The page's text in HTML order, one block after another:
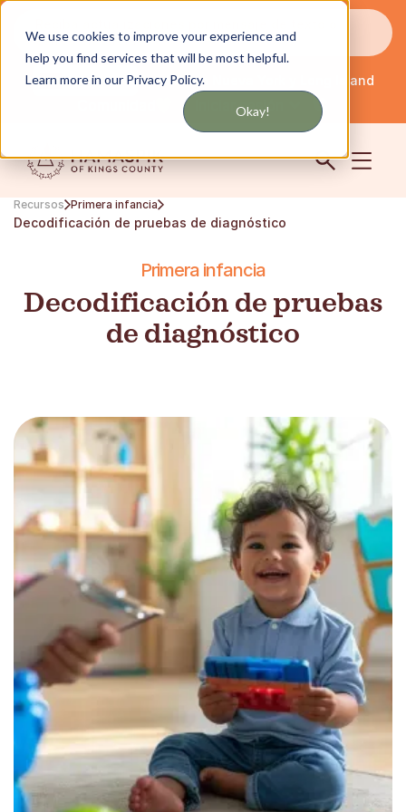
We use cookies to improve your experience and
help you find services that will be most helpful.
Learn more in our Privacy Policy.
Okay!
correo electrónico
Español Servicio en Nueva York y Long Island
Iniciar sesión
Recursos Primera infancia
Decodificación de pruebas de diagnóstico
Primera infancia
Decodificación de pruebas
de diagnóstico